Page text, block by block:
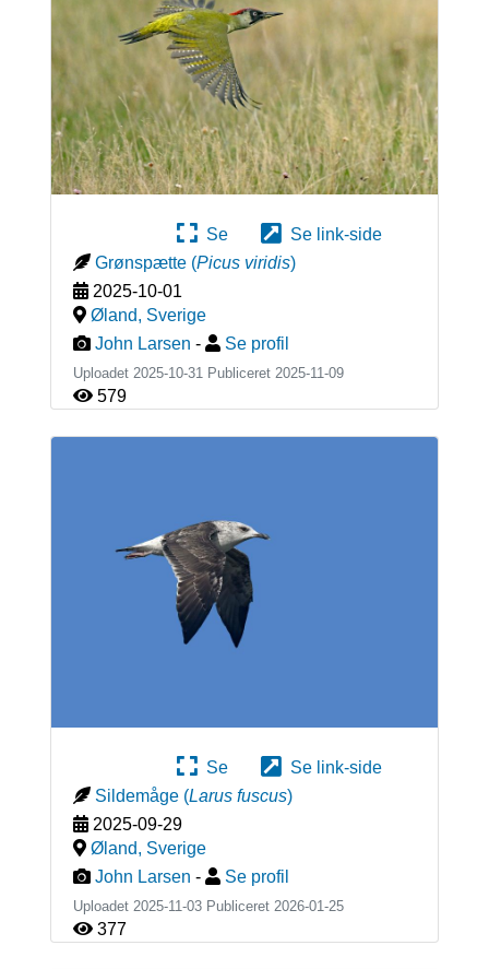
Se
Se link-side
Grønspætte (Picus viridis)
2025-10-01
Øland, Sverige
John Larsen - Se profil
Uploadet 2025-10-31 Publiceret 2025-11-09
579
Se
Se link-side
Sildemåge (Larus fuscus)
2025-09-29
Øland, Sverige
John Larsen - Se profil
Uploadet 2025-11-03 Publiceret 2026-01-25
377